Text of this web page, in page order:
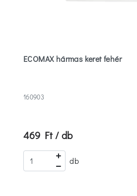
ECOMAX hármas keret fehér
160903
469 Ft / db
db